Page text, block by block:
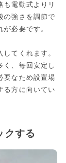
も電動式よりリ
の強さを調節で
必要です。
てくれます。
く、毎回安定し
要なため設置場
る方に向いてい
する